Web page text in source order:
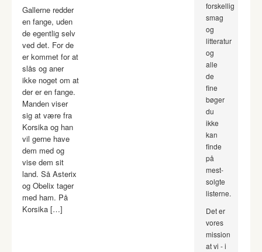
Gallerne redder
en fange, uden
de egentlig selv
ved det. For de
er kommet for at
slås og aner
ikke noget om at
der er en fange.
Manden viser
sig at være fra
Korsika og han
vil gerne have
dem med og
vise dem sit
land. Så Asterix
og Obelix tager
med ham. På
Korsika […]
forskellig
smag
og
litteratur
og
alle
de
fine
bøger
du
ikke
kan
finde
på
mest-
solgte
listerne.
Det er
vores
mission
at vi - i